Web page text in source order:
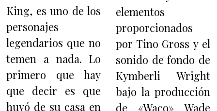
King, es uno de los
personajes
legendarios que no
temen a nada. Lo
primero que hay
que decir es que
huyó de su casa en
elementos
proporcionados
por Tino Gross y el
sonido de fondo de
Kymberli Wright
bajo la producción
de «Waco» Wade